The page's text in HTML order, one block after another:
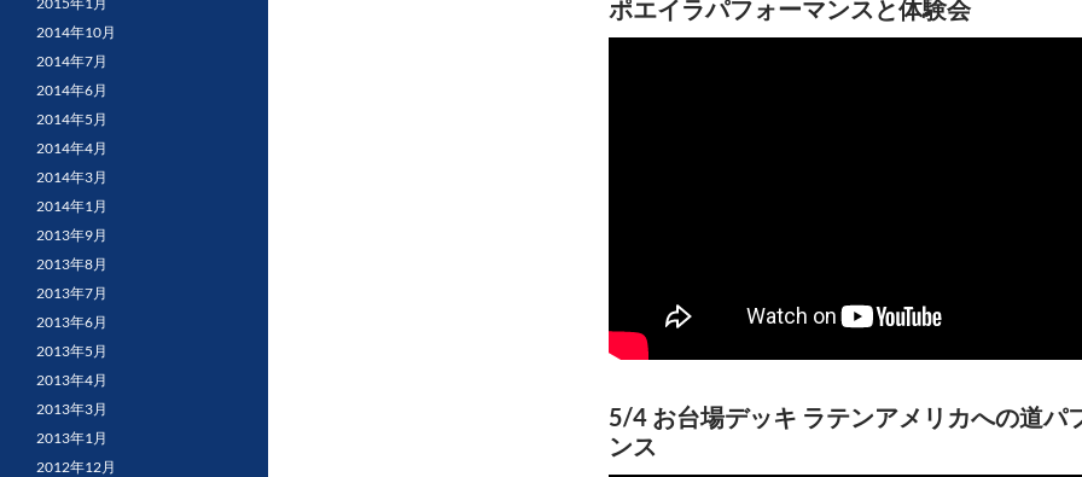
ポエイラパフォーマンスと体験会
5/4 お台場デッキ ラテンアメリカへの道パ
ンス
2014年10月
2014年7月
2014年6月
2014年5月
2014年4月
2014年3月
2014年1月
2013年9月
2013年8月
2013年7月
2013年6月
2013年5月
2013年4月
2013年3月
2013年1月
2012年12月